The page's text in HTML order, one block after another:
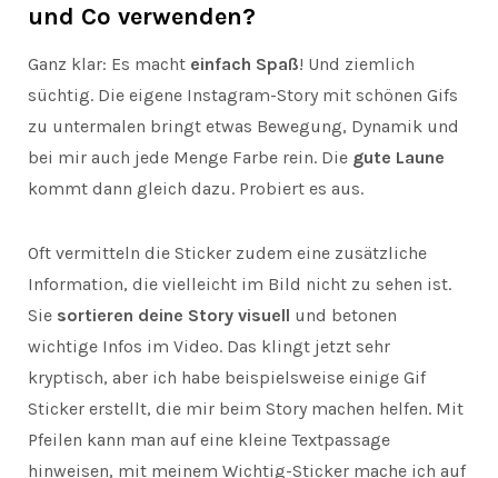
und Co verwenden?
Ganz klar: Es macht einfach Spaß! Und ziemlich
süchtig. Die eigene Instagram-Story mit schönen Gifs
zu untermalen bringt etwas Bewegung, Dynamik und
bei mir auch jede Menge Farbe rein. Die gute Laune
kommt dann gleich dazu. Probiert es aus.
Oft vermitteln die Sticker zudem eine zusätzliche
Information, die vielleicht im Bild nicht zu sehen ist.
Sie sortieren deine Story visuell und betonen
wichtige Infos im Video. Das klingt jetzt sehr
kryptisch, aber ich habe beispielsweise einige Gif
Sticker erstellt, die mir beim Story machen helfen. Mit
Pfeilen kann man auf eine kleine Textpassage
hinweisen, mit meinem Wichtig-Sticker mache ich auf